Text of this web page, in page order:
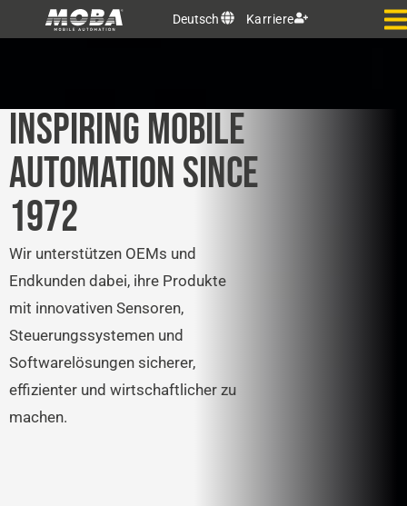
Deutsch Karriere
INSPIRING MOBILE
AUTOMATION SINCE
1972
Wir unterstützen OEMs und
Endkunden dabei, ihre Produkte
mit innovativen Sensoren,
Steuerungssystemen und
Softwarelösungen sicherer,
effizienter und wirtschaftlicher zu
machen.